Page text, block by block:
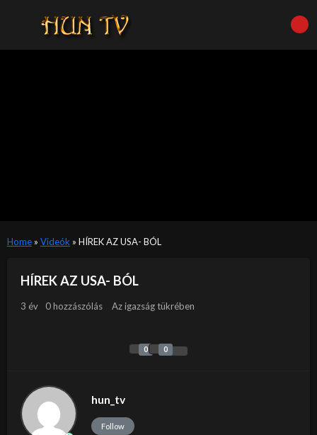
Home» Videók » HÍREK AZ USA- BÓL
HÍREK AZ USA- BÓL
3 év 0 hozzászólás Az igazság tükrében
0 0
hun_tv
Follow